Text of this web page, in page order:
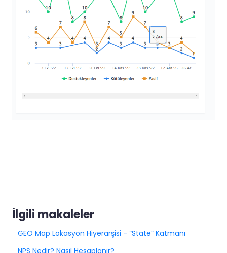
İlgili makaleler
GEO Map Lokasyon Hiyerarşisi - “State” Katmanı